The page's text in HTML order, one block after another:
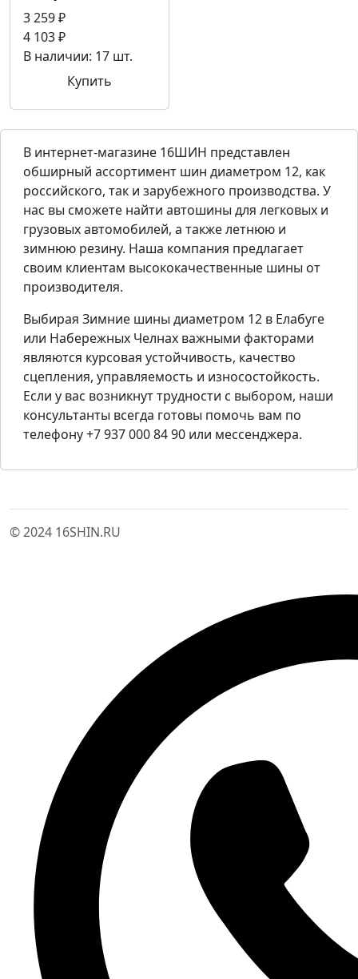
3 259 ₽
4 103 ₽
В наличии: 17 шт.
Купить
В интернет-магазине 16ШИН представлен
обширный ассортимент шин диаметром 12, как
российского, так и зарубежного производства. У
нас вы сможете найти автошины для легковых и
грузовых автомобилей, а также летнюю и
зимнюю резину. Наша компания предлагает
своим клиентам высококачественные шины от
производителя.
Выбирая Зимние шины диаметром 12 в Елабуге
или Набережных Челнах важными факторами
являются курсовая устойчивость, качество
сцепления, управляемость и износостойкость.
Если у вас возникнут трудности с выбором, наши
консультанты всегда готовы помочь вам по
телефону +7 937 000 84 90 или мессенджера.
© 2024 16SHIN.RU